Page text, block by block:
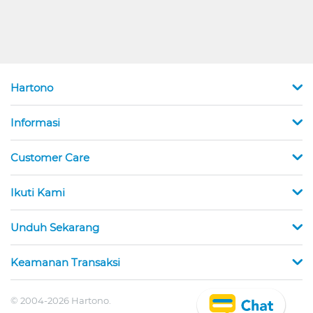
Hartono
Informasi
Customer Care
Ikuti Kami
Unduh Sekarang
Keamanan Transaksi
© 2004-2026 Hartono.